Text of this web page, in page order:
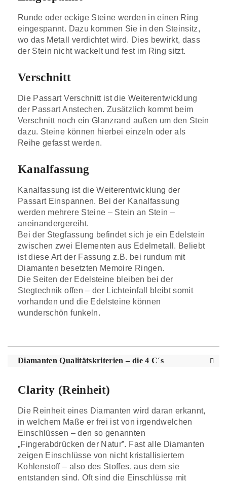
Runde oder eckige Steine werden in einen Ring
eingespannt. Dazu kommen Sie in den Steinsitz,
wo das Metall verdichtet wird. Dies bewirkt, dass
der Stein nicht wackelt und fest im Ring sitzt.
Verschnitt
Die Passart Verschnitt ist die Weiterentwicklung
der Passart Anstechen. Zusätzlich kommt beim
Verschnitt noch ein Glanzrand außen um den Stein
dazu. Steine können hierbei einzeln oder als
Reihe gefasst werden.
Kanalfassung
Kanalfassung ist die Weiterentwicklung der
Passart Einspannen. Bei der Kanalfassung
werden mehrere Steine – Stein an Stein –
aneinandergereiht.
Bei der Stegfassung befindet sich je ein Edelstein
zwischen zwei Elementen aus Edelmetall. Beliebt
ist diese Art der Fassung z.B. bei rundum mit
Diamanten besetzten Memoire Ringen.
Die Seiten der Edelsteine bleiben bei der
Stegtechnik offen – der Lichteinfall bleibt somit
vorhanden und die Edelsteine können
wunderschön funkeln.
Diamanten Qualitätskriterien – die 4 C´s
Clarity (Reinheit)
Die Reinheit eines Diamanten wird daran erkannt,
in welchem Maße er frei ist von irgendwelchen
Einschlüssen – den so genannten
„Fingerabdrücken der Natur”. Fast alle Diamanten
zeigen Einschlüsse von nicht kristallisiertem
Kohlenstoff – also des Stoffes, aus dem sie
entstanden sind. Oft sind die Einschlüsse mit